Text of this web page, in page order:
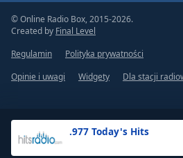
.977 Today's Hits
© Online Radio Box, 2015-2026.
Created by Final Level
Regulamin
Polityka prywatności
Opinie i uwagi
Widgety Dla stacji